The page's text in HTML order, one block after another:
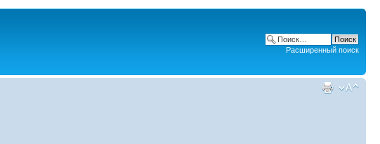
Расширенный поиск